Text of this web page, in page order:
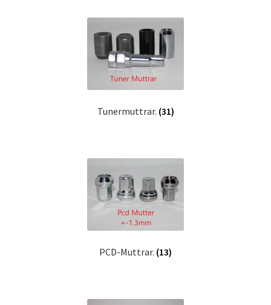
Tunermuttrar. (31)
PCD-Muttrar. (13)